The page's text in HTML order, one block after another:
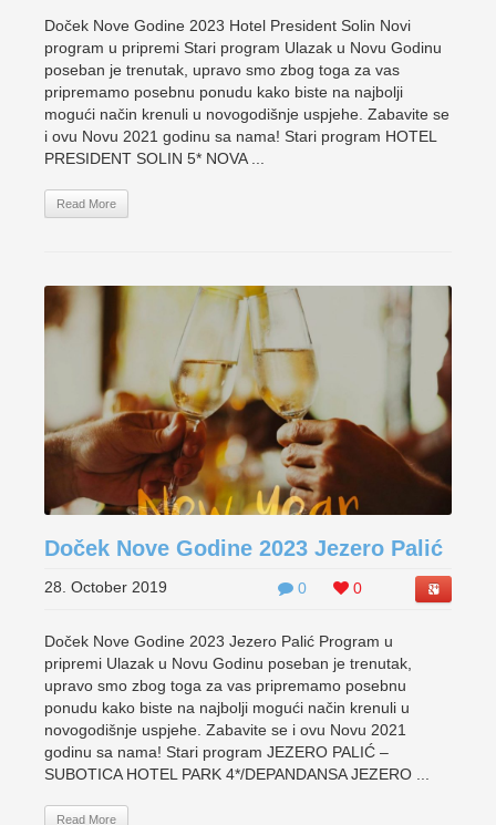
Doček Nove Godine 2023 Hotel President Solin Novi
program u pripremi Stari program Ulazak u Novu Godinu
poseban je trenutak, upravo smo zbog toga za vas
pripremamo posebnu ponudu kako biste na najbolji
mogući način krenuli u novogodišnje uspjehe. Zabavite se
i ovu Novu 2021 godinu sa nama! Stari program HOTEL
PRESIDENT SOLIN 5* NOVA ...
Read More
Doček Nove Godine 2023 Jezero Palić
0 0
28. October 2019
Doček Nove Godine 2023 Jezero Palić Program u
pripremi Ulazak u Novu Godinu poseban je trenutak,
upravo smo zbog toga za vas pripremamo posebnu
ponudu kako biste na najbolji mogući način krenuli u
novogodišnje uspjehe. Zabavite se i ovu Novu 2021
godinu sa nama! Stari program JEZERO PALIĆ –
SUBOTICA HOTEL PARK 4*/DEPANDANSA JEZERO ...
Read More